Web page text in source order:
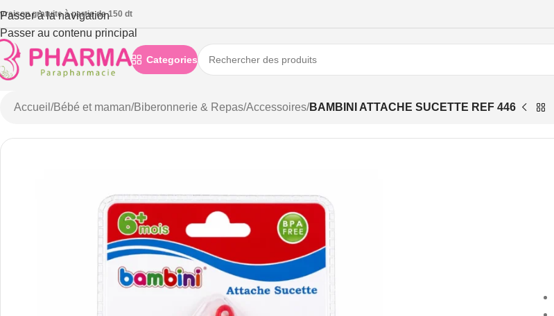
Passer à la navigation
Passer au contenu principal
gratuite à partie de 150 dt
Categories
Accueil /Bébé et maman/Biberonnerie & Repas/Accessoires/BAMBINI ATTACHE SUCETTE REF 446